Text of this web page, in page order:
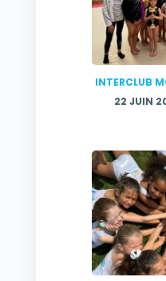
INTERCLUB
22 JUIN